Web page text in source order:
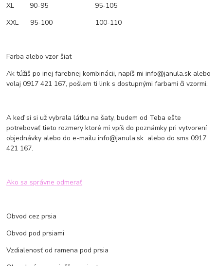
XL 90-95 95-105
XXL 95-100 100-110
Farba alebo vzor šiat
Ak túžiš po inej farebnej kombinácii, napíš mi info@janula.sk alebo
volaj 0917 421 167, pošlem ti link s dostupnými farbami či vzormi.
A keď si si už vybrala látku na šaty, budem od Teba ešte
potrebovať tieto rozmery ktoré mi vpíš do poznámky pri vytvorení
objednávky alebo do e-mailu info@janula.sk alebo do sms 0917
421 167.
Ako sa správne odmerať
Obvod cez prsia
Obvod pod prsiami
Vzdialenosť od ramena pod prsia